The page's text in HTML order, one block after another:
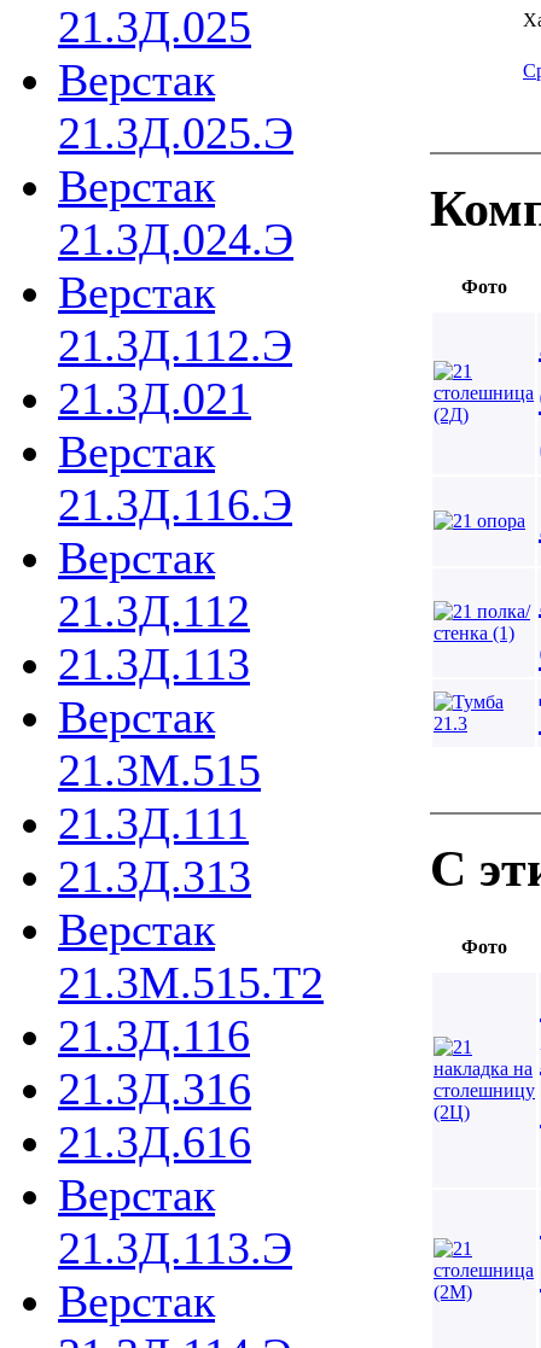
21.3Д.025
Верстак
21.3Д.025.Э
Верстак
21.3Д.024.Э
Верстак
21.3Д.112.Э
21.3Д.021
Верстак
21.3Д.116.Э
Верстак
21.3Д.112
21.3Д.113
Верстак
21.3М.515
21.3Д.111
21.3Д.313
Верстак
21.3М.515.Т2
21.3Д.116
21.3Д.316
21.3Д.616
Верстак
21.3Д.113.Э
Верстак
Фото
С
Фото